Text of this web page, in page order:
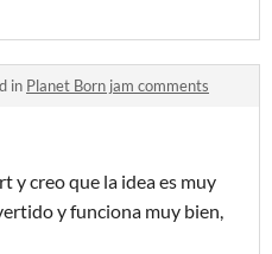
in Planet Born jam comments
y creo que la idea es muy
y funciona muy bien,